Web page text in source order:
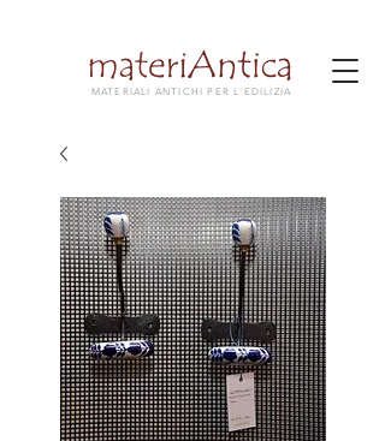
MATERIALI ANTICHI PER L'EDILIZIA